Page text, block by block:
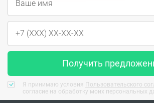
Получить
Я принимаю условия Пользовательского
согласие на обработку моих персональных